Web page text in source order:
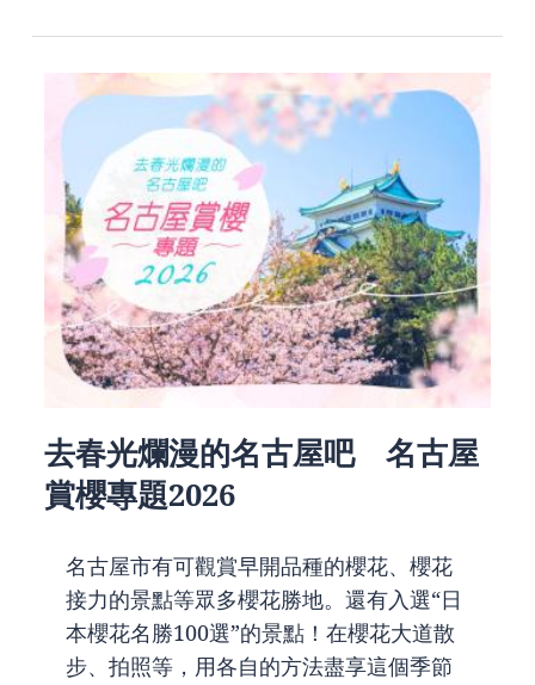
去春光爛漫的名古屋吧 名古屋
賞櫻專題2026
名古屋市有可觀賞早開品種的櫻花、櫻花
接力的景點等眾多櫻花勝地。還有入選“日
本櫻花名勝100選”的景點！在櫻花大道散
步、拍照等，用各自的方法盡享這個季節